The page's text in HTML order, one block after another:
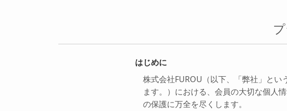
はじめに
株式会社FUROU（以下、「弊社」と
ます。）における、会員の大切な個人
の保護に万全を尽くします。